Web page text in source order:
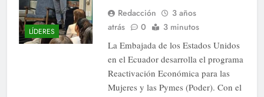
LÍDERES
Redacción
3 años
atrás
0
3 minutos
La Embajada de los Estados Unidos
en el Ecuador desarrolla el programa
Reactivación Económica para las
Mujeres y las Pymes (Poder). Con el